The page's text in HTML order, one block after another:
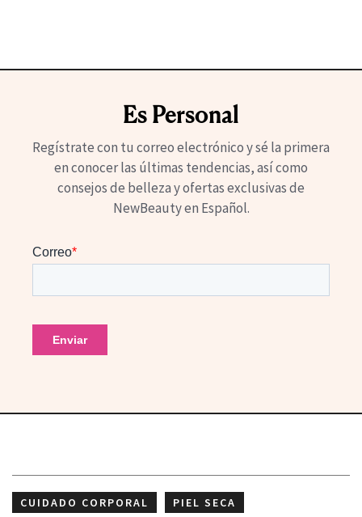
Es Personal
Regístrate con tu correo electrónico y sé la primera
en conocer las últimas tendencias, así como
consejos de belleza y ofertas exclusivas de
NewBeauty en Español.
CUIDADO CORPORAL PIEL SECA